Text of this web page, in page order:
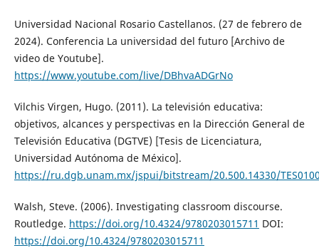
Universidad Nacional Rosario Castellanos. (27 de febrero de
2024). Conferencia La universidad del futuro [Archivo de
video de Youtube].
https://www.youtube.com/live/DBhvaADGrNo
Vilchis Virgen, Hugo. (2011). La televisión educativa:
objetivos, alcances y perspectivas en la Dirección General de
Televisión Educativa (DGTVE) [Tesis de Licenciatura,
Universidad Autónoma de México].
https://ru.dgb.unam.mx/jspui/bitstream/20.500.14330/
Walsh, Steve. (2006). Investigating classroom discourse.
Routledge. https://doi.org/10.4324/9780203015711 DOI:
https://doi.org/10.4324/9780203015711